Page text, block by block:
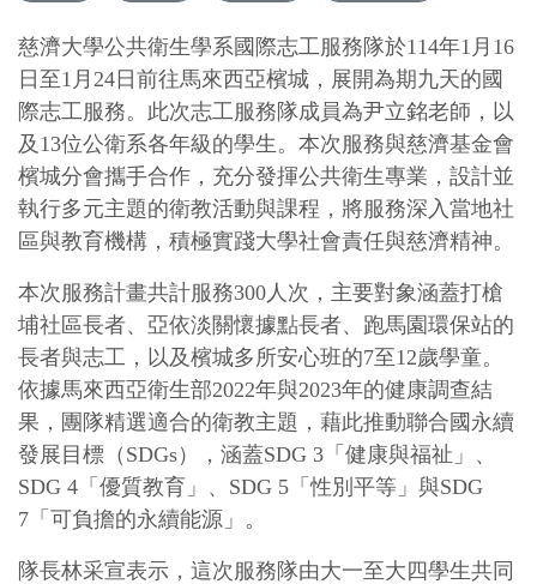
慈濟大學公共衛生學系國際志工服務隊於114年1月16
日至1月24日前往馬來西亞檳城，展開為期九天的國
際志工服務。此次志工服務隊成員為尹立銘老師，以
及13位公衛系各年級的學生。本次服務與慈濟基金會
檳城分會攜手合作，充分發揮公共衛生專業，設計並
執行多元主題的衛教活動與課程，將服務深入當地社
區與教育機構，積極實踐大學社會責任與慈濟精神。
本次服務計畫共計服務300人次，主要對象涵蓋打槍
埔社區長者、亞依淡關懷據點長者、跑馬園環保站的
長者與志工，以及檳城多所安心班的7至12歲學童。
依據馬來西亞衛生部2022年與2023年的健康調查結
果，團隊精選適合的衛教主題，藉此推動聯合國永續
發展目標（SDGs），涵蓋SDG 3「健康與福祉」、
SDG 4「優質教育」、SDG 5「性別平等」與SDG
7「可負擔的永續能源」。
隊長林采宣表示，這次服務隊由大一至大四學生共同